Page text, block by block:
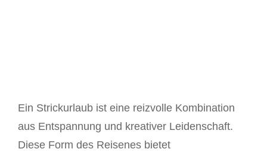
Ein Strickurlaub ist eine reizvolle Kombination
aus Entspannung und kreativer Leidenschaft.
Diese Form des Reisenes bietet